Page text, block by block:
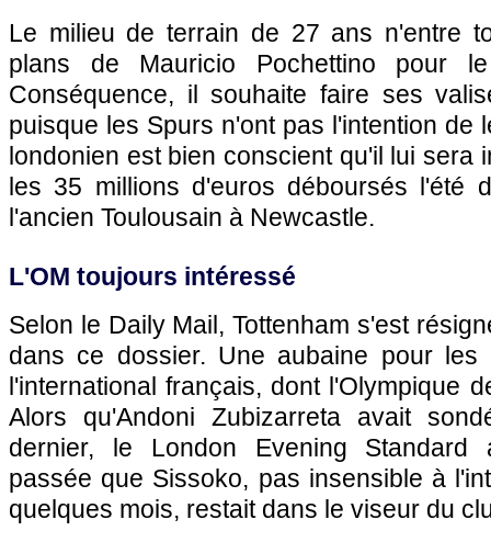
Le milieu de terrain de 27 ans n'entre
plans de Mauricio Pochettino pour
Conséquence, il souhaite faire ses
puisque les Spurs n'ont pas l'intention de
londonien est bien conscient qu'il lui sera
les 35 millions d'euros déboursés l'été
l'ancien Toulousain à Newcastle.
L'OM toujours intéressé
Selon le Daily Mail, Tottenham s'est
dans ce dossier. Une aubaine pour les
l'international français, dont l'Olympique
Alors qu'Andoni Zubizarreta avait
dernier, le London Evening Standard
passée que Sissoko, pas insensible à
quelques mois, restait dans le viseur du